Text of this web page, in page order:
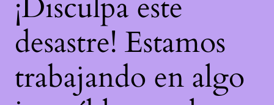
desastre! Estamos
trabajando en algo